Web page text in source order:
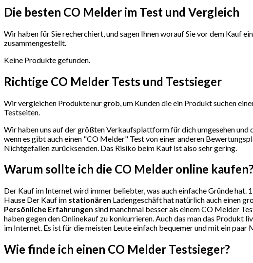
Die besten CO Melder im Test und Vergleich
Wir haben für Sie recherchiert, und sagen Ihnen worauf Sie vor dem Kauf
zusammengestellt.
Keine Produkte gefunden.
Richtige CO Melder Tests und Testsieger
Wir vergleichen Produkte nur grob, um Kunden die ein Produkt suchen
Testseiten.
Wir haben uns auf der größten Verkaufsplattform für dich umgesehen
wenn es gibt auch einen "CO Melder" Testvon einer anderen
Nichtgefallen zurücksenden. Das Risiko beim Kauf ist also sehr gering.
Warum sollte ich die CO Melder online kaufen?
Der Kauf im Internet wird immer beliebter, was auch einfache Gründe hat.
Hause Der Kauf im stationären Ladengeschäft hat natürlich auch einen
Persönliche Erfahrungen sind manchmal besser als einem CO Melder
haben gegen den Onlinekauf zu konkurrieren. Auch das man das Produkt
im Internet. Es ist für die meisten Leute einfach bequemer und mit ein
Wie finde ich einen CO Melder Testsieger?